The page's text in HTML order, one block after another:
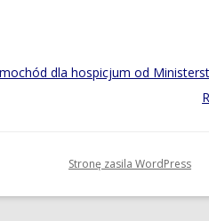
dla hospicjum od
Stronę zasila WordPress